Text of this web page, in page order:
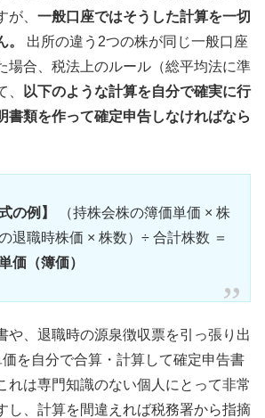
、 一般口座ではそうした計算を一切
出所の違う2つの株が同じ一般口座
場合、税法上のルール（総平均法に準
以下のような計算を自分で確実に行
書類を作って確定申告しなければなら
の例】
（持株会株の簿価単価 × 株
退職時株価 × 株数）÷ 合計株数 ＝
価（簿価）
や、退職時の源泉徴収票を引っ張り出
を自分で合算・計算して確定申告書
は専門知識のない個人にとって非常
し、計算を間違えれば税務署から指摘